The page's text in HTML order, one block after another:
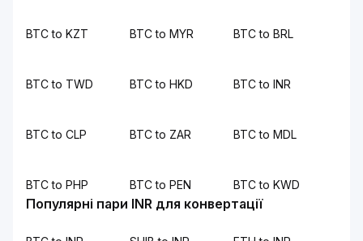
BTC to KZT BTC to MYR BTC to BRL
BTC to TWD BTC to HKD BTC to INR
BTC to CLP BTC to ZAR BTC to MDL
BTC to PHP BTC to PEN BTC to KWD
Популярні пари INR для конвертації